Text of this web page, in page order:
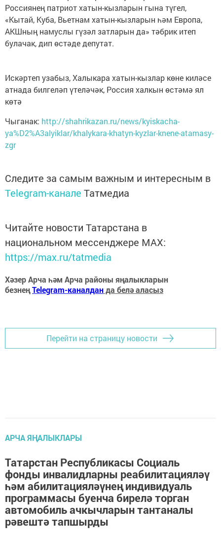
Россиянең патриот хатын-кызларын гына түгел,
«Кытай, Куба, Вьетнам хатын-кызларын һәм Европа,
АКШның намуслы гүзәл затларын да» тәбрик итеп
булачак, дип өстәде депутат.
Искәртеп узабыз, Халыкара хатын-кызлар көне киләсе
атнада билгеләп үтеләчәк, Россия халкын өстәмә ял
көтә
Чыганак: http://shahrikazan.ru/news/kyiskacha-
ya%D2%A3alyiklar/khalykara-khatyn-kyzlar-knene-atamasy-
zgr
Следите за самым важным и интересным в
Telegram-канале Татмедиа
Читайте новости Татарстана в
национальном мессенджере MАХ:
https://max.ru/tatmedia
Хәзер Арча һәм Арча районы яңалыкларын
безнеңTelegram-каналданда белә аласыз
Перейти на страницу новости
АРЧА ЯҢАЛЫКЛАРЫ
Татарстан Республикасы Социаль
фонды инвалидларны реабилитацияләү
һәм абилитацияләүнең индивидуаль
программасы буенча бирелә торган
автомобиль ачкычларын тантаналы
рәвештә тапшырды